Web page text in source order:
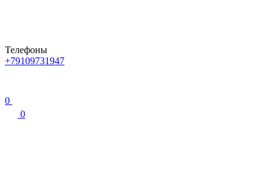
Телефоны
+79109731947
0
0